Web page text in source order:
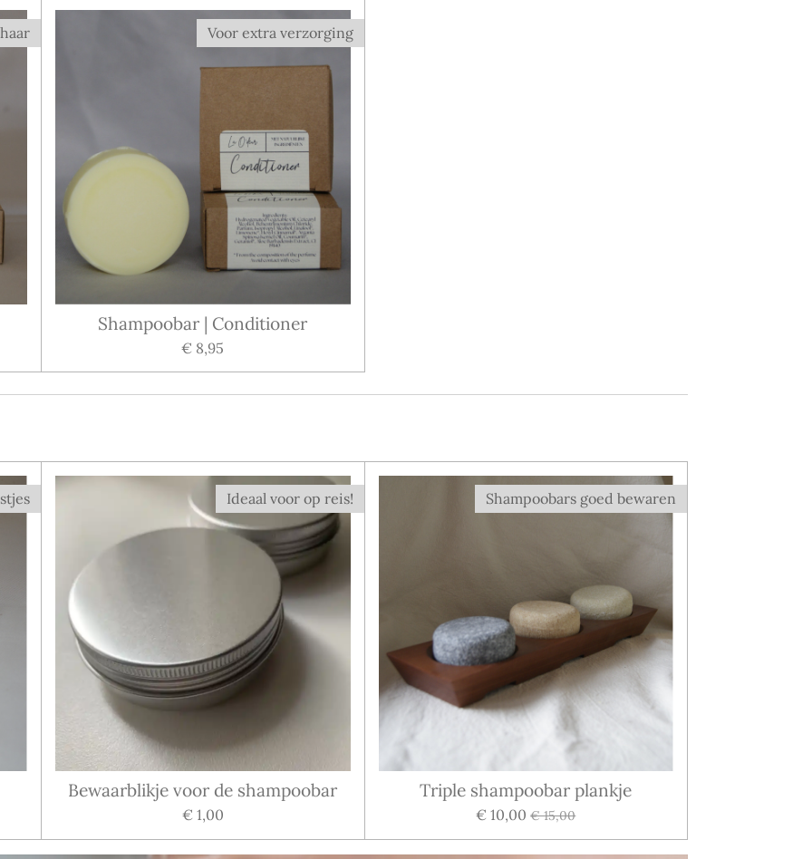
Voor extra verzorging
Shampoobar | Conditioner
€ 8,95
Ideaal voor op reis!
Bewaarblikje voor de shampoobar
€ 1,00
Shampoobars goed bewaren
Triple shampoobar plankje
€ 10,00 € 15,00